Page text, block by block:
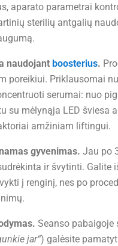
aparato parametrai
sterilių antgalių
naudojant boosterius.
poreikiui. Priklausomai
serumai: nuo
su mėlynąja LED šviesa
amžiniam liftingui.
gyvenimas. Jau po
ir švytinti. Galite
į renginį, nes po
Seanso pabaigoje
jar“) galėsite